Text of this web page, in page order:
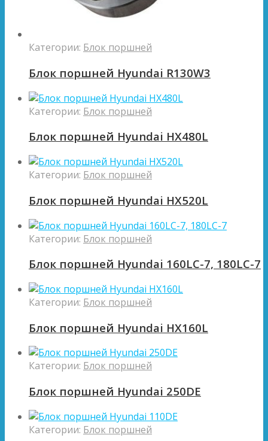
Категории: Блок поршней
Блок поршней Hyundai R130W3
Категории: Блок поршней
Блок поршней Hyundai HX480L
Категории: Блок поршней
Блок поршней Hyundai HX520L
Категории: Блок поршней
Блок поршней Hyundai 160LC-7, 180LC-7
Категории: Блок поршней
Блок поршней Hyundai HX160L
Категории: Блок поршней
Блок поршней Hyundai 250DE
Категории: Блок поршней